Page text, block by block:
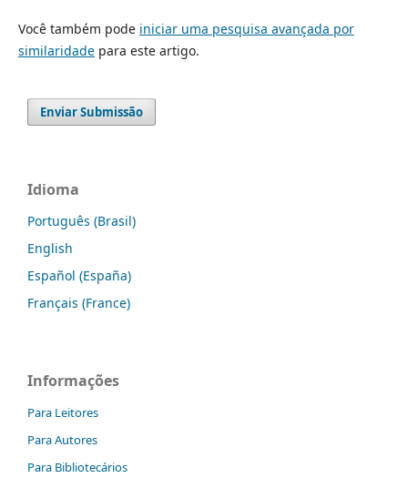
Você também pode iniciar uma pesquisa avançada por
similaridadepara este artigo.
Enviar Submissão
Idioma
Português (Brasil)
English
Español (España)
Français (France)
Informações
Para Leitores
Para Autores
Para Bibliotecários